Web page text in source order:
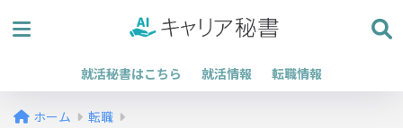
就活秘書はこちら 就活情報 転職情報
ホーム 転職